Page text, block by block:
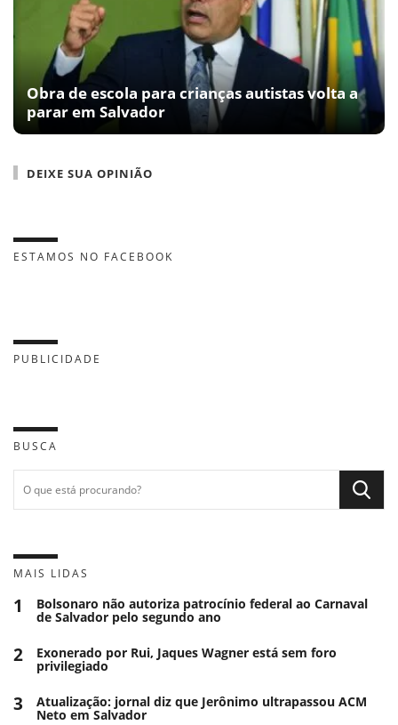
Obra de escola para crianças autistas volta a
parar em Salvador
DEIXE SUA OPINIÃO
ESTAMOS NO FACEBOOK
PUBLICIDADE
BUSCA
MAIS LIDAS
1 Bolsonaro não autoriza patrocínio federal ao Carnaval
de Salvador pelo segundo ano
2 Exonerado por Rui, Jaques Wagner está sem foro
privilegiado
3 Atualização: jornal diz que Jerônimo ultrapassou ACM
Neto em Salvador